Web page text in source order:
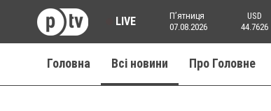
LIVE
Пʼятниця
07.08.2026
USD
44.7626
Головна Всі новини Про Головне